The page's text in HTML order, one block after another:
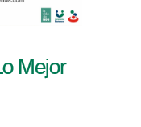
Mejor